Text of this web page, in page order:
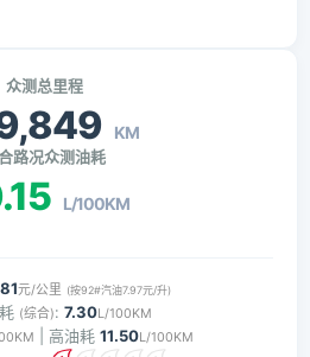
众测总里程
KM
路况众测油耗
L/100KM
元/公里 (按92#汽油7.97元/升)
(综合): 7.30L/100KM
| 高油耗 11.50L/100KM